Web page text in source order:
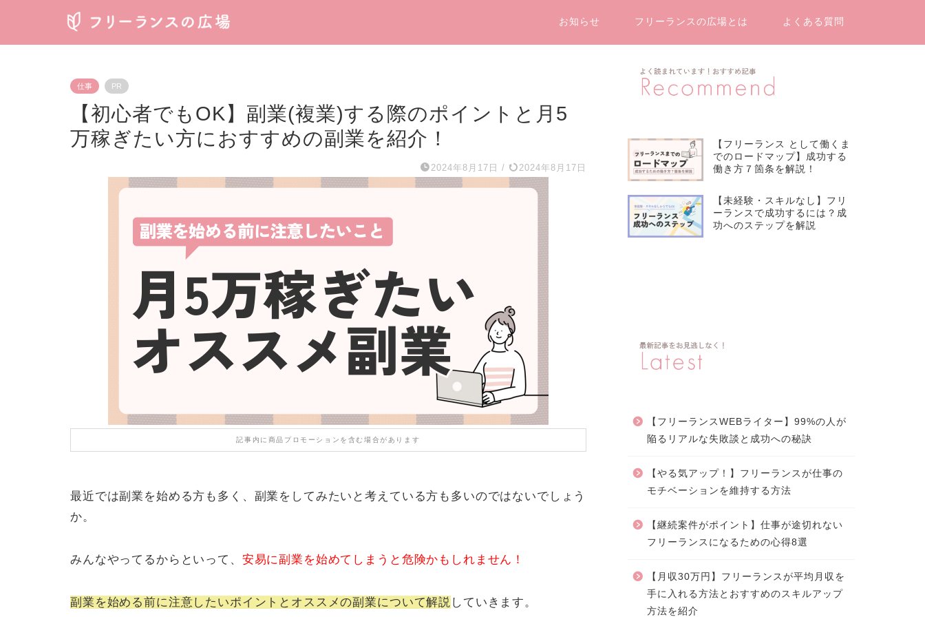
お知らせ フリーランスの広場とは よくある質問
仕事 PR
【初心者でもOK】副業(複業)する際のポイントと月5
万稼ぎたい方におすすめの副業を紹介！
2024年8月17日 / 2024年8月17日
記事内に商品プロモーションを含む場合があります
最近では副業を始める方も多く、副業をしてみたいと考えている方も多いのではないでしょう
か。
みんなやってるからといって、 安易に副業を始めてしまうと危険かもしれません！
副業を始める前に注意したいポイントとオススメの副業について解説 していきます。
【フリーランス として働くま
でのロードマップ】成功する
働き方７箇条を解説！
【未経験・スキルなし】フリ
ーランスで成功するには？成
功へのステップを解説
【フリーランスWEBライター】99%の人が
陥るリアルな失敗談と成功への秘訣
【やる気アップ！】フリーランスが仕事の
モチベーションを維持する方法
【継続案件がポイント】仕事が途切れない
フリーランスになるための心得8選
【月収30万円】フリーランスが平均月収を
手に入れる方法とおすすめのスキルアップ
方法を紹介